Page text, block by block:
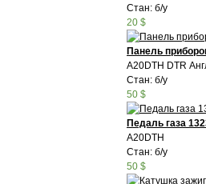
Стан: б/у
20 $
Панель
A20DTH DTR
Стан: б/у
50 $
Педаль газа
A20DTH
Стан: б/у
50 $